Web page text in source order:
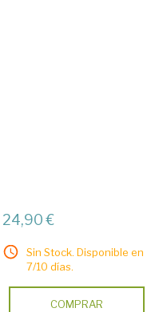
24,90 €
Sin Stock. Disponible en
7/10 días.
COMPRAR